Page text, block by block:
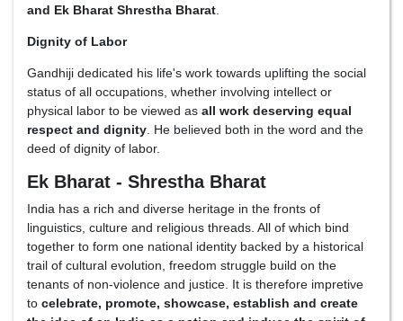
and Ek Bharat Shrestha Bharat.
Dignity of Labor
Gandhiji dedicated his life's work towards uplifting the social
status of all occupations, whether involving intellect or
physical labor to be viewed as all work deserving equal
respect and dignity. He believed both in the word and the
deed of dignity of labor.
Ek Bharat - Shrestha Bharat
India has a rich and diverse heritage in the fronts of
linguistics, culture and religious threads. All of which bind
together to form one national identity backed by a historical
trail of cultural evolution, freedom struggle build on the
tenants of non-violence and justice. It is therefore impretive
to celebrate, promote, showcase, establish and create